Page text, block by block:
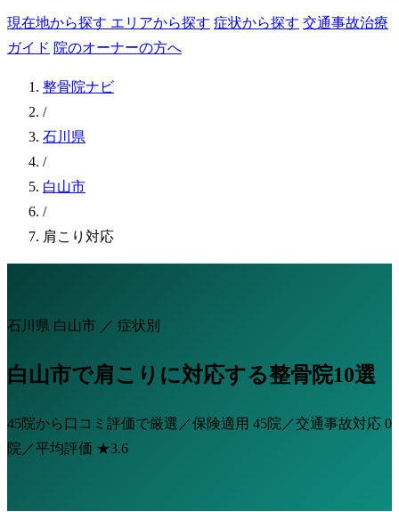
現在地から探す エリアから探す 症状から探す 交通事故治療
ガイド 院のオーナーの方へ
整骨院ナビ
/
石川県
/
白山市
/
肩こり対応
石川県 白山市 ／ 症状別
白山市で肩こりに対応する整骨院10選
45院から口コミ評価で厳選／保険適用 45院 ／交通事故対応 0
院 ／平均評価 ★3.6